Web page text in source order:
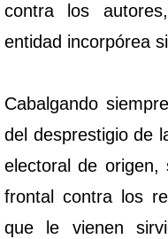
contra los
entidad incorpórea
Cabalgando
del desprestigio de
electoral de
frontal contra los
que le vienen